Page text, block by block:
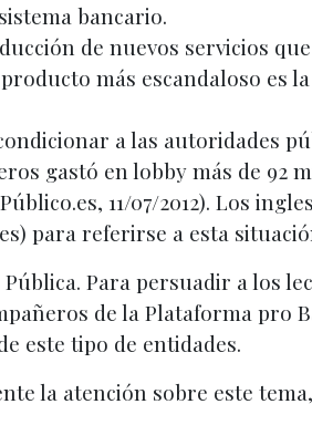
bancario.
de nuevos servicios
más escandaloso es la
a las autoridades
gastó en lobby más de 92
11/07/2012). Los
para referirse a esta
Para persuadir a los
de la Plataforma pro
este tipo de entidades.
la atención sobre este